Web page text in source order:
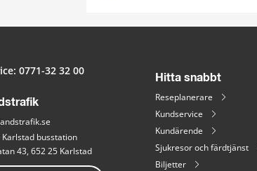
0771-32 32 00
Karlstad busstation
43, 652 25 Karlstad
Hitta snabbt
Reseplanerare
Kundservice
Kundärende
Sjukresor och färdtjänst
Biljetter